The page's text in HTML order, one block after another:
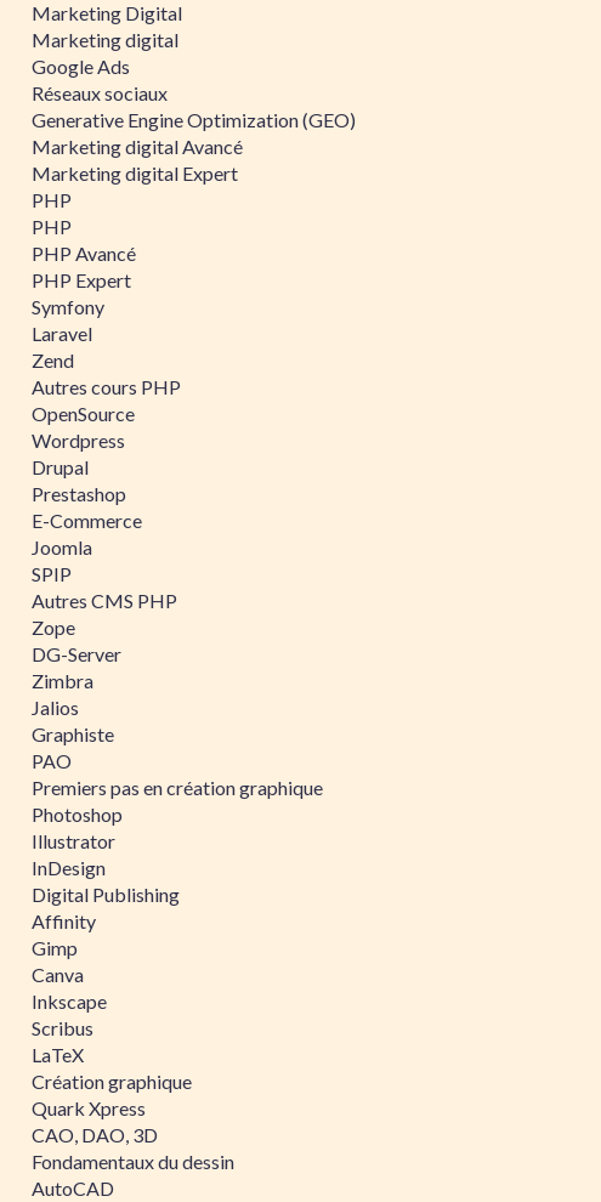
Marketing Digital
Marketing digital
Google Ads
Réseaux sociaux
Generative Engine Optimization (GEO)
Marketing digital Avancé
Marketing digital Expert
PHP
PHP
PHP Avancé
PHP Expert
Symfony
Laravel
Zend
Autres cours PHP
OpenSource
Wordpress
Drupal
Prestashop
E-Commerce
Joomla
SPIP
Autres CMS PHP
Zope
DG-Server
Zimbra
Jalios
Graphiste
PAO
Premiers pas en création graphique
Photoshop
Illustrator
InDesign
Digital Publishing
Affinity
Gimp
Canva
Inkscape
Scribus
LaTeX
Création graphique
Quark Xpress
CAO, DAO, 3D
Fondamentaux du dessin
AutoCAD